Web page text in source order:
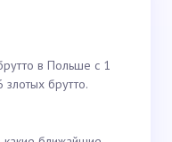
в Польше с 1
злотых брутто.